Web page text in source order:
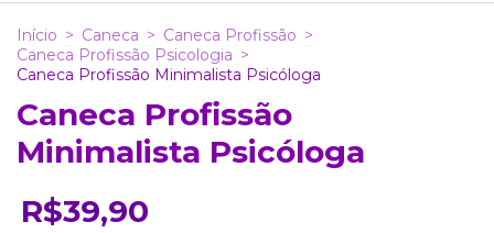
Início > Caneca > Caneca Profissão >
Caneca Profissão Psicologia >
Caneca Profissão Minimalista Psicóloga
Caneca Profissão
Minimalista Psicóloga
R$39,90